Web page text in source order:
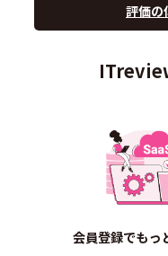
評価の
会員登録でもっ